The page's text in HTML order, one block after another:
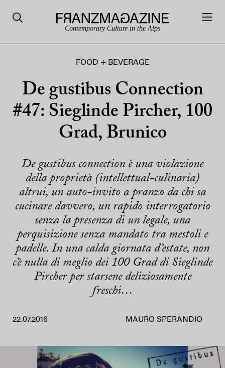
Contemporary Culture in the Alps
FOOD + BEVERAGE
De gustibus Connection
#47: Sieglinde Pircher, 100
Grad, Brunico
De gustibus connection è una violazione
della proprietà (intellettual-culinaria)
altrui, un auto-invito a pranzo da chi sa
cucinare davvero, un rapido interrogatorio
senza la presenza di un legale, una
perquisizione senza mandato tra mestoli e
padelle. In una calda giornata d’estate, non
c’è nulla di meglio dei 100 Grad di Sieglinde
Pircher per starsene deliziosamente
freschi…
22.07.2016 MAURO SPERANDIO